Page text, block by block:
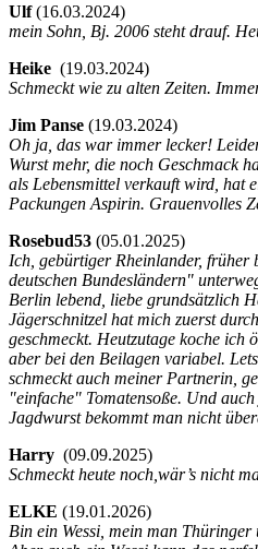
Ulf(16.03.2024)
mein Sohn, Bj. 2006 steht drauf.
Heike (19.03.2024)
Schmeckt wie zu alten Zeiten.
Jim Panse (19.03.2024)
Oh ja, das war immer lecker!
Wurst mehr, die noch Geschmack
als Lebensmittel verkauft wird, hat
Packungen Aspirin. Grauenvolles
Rosebud53 (05.01.2025)
Ich, gebürtiger Rheinlander, früher
deutschen Bundesländern"
Berlin lebend, liebe grundsätzlich
Jägerschnitzel hat mich zuerst
geschmeckt. Heutzutage koche ich
aber bei den Beilagen variabel.
schmeckt auch meiner Partnerin,
"einfache" Tomatensoße. Und
Jagdwurst bekommt man nicht
Harry (09.09.2025)
Schmeckt heute noch,wär’s nicht
ELKE (19.01.2026)
Bin ein Wessi, mein man